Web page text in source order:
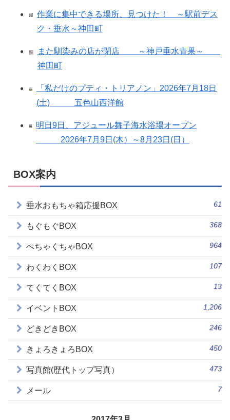
作業に集中できる場所、見つけた！ ～駅前デス
ク・垂水～神田町
また馴染みの店が閉店 ～神戸垂水青果～
神田町
「私だけのプティ・トリアノン」2026年7月18日
(土) 五色山西洋館
明日9日、アジュール舞子海水浴場オープン
2026年7月9日(木）～8月23日(日）
BOX案内
垂水おもちゃ箱応援BOX 61
もぐもぐBOX 368
ぺちゃくちゃBOX 964
わくわくBOX 107
てくてくBOX 13
イベントBOX 1,206
どきどきBOX 246
きょろきょろBOX 450
写真館(歴代トップ写真） 473
メール 7